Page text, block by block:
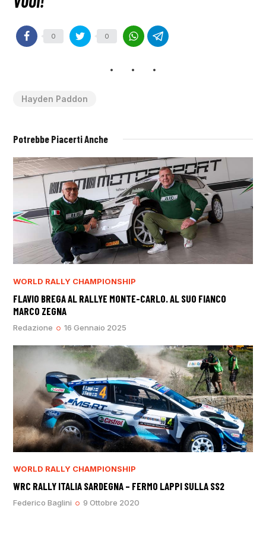
0 0
Hayden Paddon
Potrebbe Piacerti Anche
WORLD RALLY CHAMPIONSHIP
FLAVIO BREGA AL RALLYE MONTE-CARLO. AL SUO FIANCO
MARCO ZEGNA
Redazione 16 Gennaio 2025
WORLD RALLY CHAMPIONSHIP
WRC RALLY ITALIA SARDEGNA – FERMO LAPPI SULLA SS2
Federico Baglini 9 Ottobre 2020